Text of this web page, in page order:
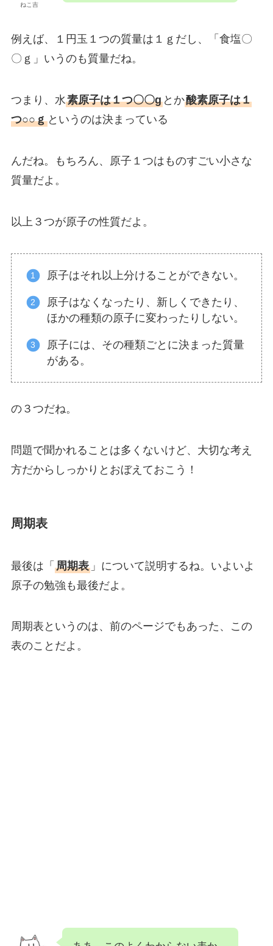
ねこ吉
例えば、１円玉１つの質量は１ｇだし、「食塩〇
〇ｇ」いうのも質量だね。
つまり、水素原子は１つ〇〇gとか酸素原子は１
つ○○ｇというのは決まっている
んだね。もちろん、原子１つはものすごい小さな
質量だよ。
以上３つが原子の性質だよ。
原子はそれ以上分けることができない。
原子はなくなったり、新しくできたり、
ほかの種類の原子に変わったりしない。
原子には、その種類ごとに決まった質量
がある。
の３つだね。
問題で聞かれることは多くないけど、大切な考え
方だからしっかりとおぼえておこう！
周期表
最後は「 周期表」について説明するね。いよいよ
原子の勉強も最後だよ。
周期表というのは、前のページでもあった、この
表のことだよ。